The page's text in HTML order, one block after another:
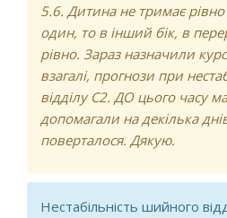
5.6. Дитина не тримає
один, то в інший бік, в
рівно. Зараз назначили
взагалі, прогнози при
відділу С2. ДО цього часу
допомагали на декілька
поверталося. Дякую.
Нестабільність шийного